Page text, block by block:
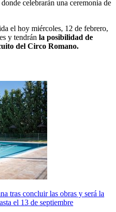
donde celebrarán una ceremonia de
el hoy miércoles, 12 de febrero,
y tendrán la posibilidad de
del Circo Romano.
tras concluir las obras y será la
el 13 de septiembre